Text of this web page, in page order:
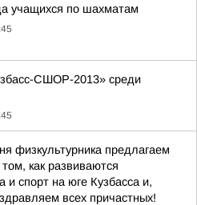
учащихся по шахматам
СШОР-2013» среди
физкультурника предлагаем
как развиваются
и спорт на юге Кузбасса и,
всех причастных!